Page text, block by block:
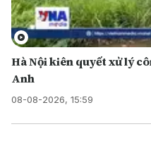
Hà Nội kiên quyết xử lý
Anh
08-08-2026, 15:59